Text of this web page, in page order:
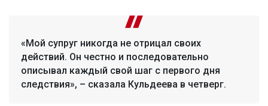
«Мой супруг никогда не отрицал своих
действий. Он честно и последовательно
описывал каждый свой шаг с первого дня
следствия», – сказала Кульдеева в четверг.